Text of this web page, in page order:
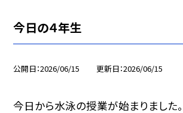
今日の４年生
公開日 2026/06/15 更新日 2026/06/15
今日から水泳の授業が始まりました